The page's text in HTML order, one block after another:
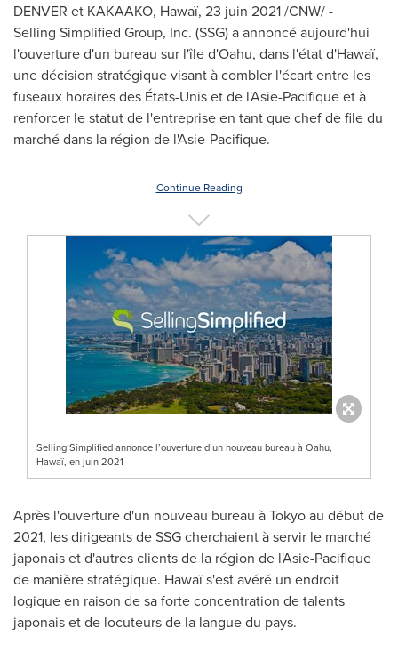
DENVER et KAKAAKO, Hawaï, 23 juin 2021 /CNW/ -
Selling Simplified Group, Inc. (SSG) a annoncé aujourd'hui
l'ouverture d'un bureau sur l'île d'Oahu, dans l'état d'Hawaï,
une décision stratégique visant à combler l'écart entre les
fuseaux horaires des États-Unis et de l'Asie-Pacifique et à
renforcer le statut de l'entreprise en tant que chef de file du
marché dans la région de l'Asie-Pacifique.
Continue Reading
Selling Simplified annonce l’ouverture d’un nouveau bureau à Oahu,
Hawaï, en juin 2021
Après l'ouverture d'un nouveau bureau àTokyoau début de
2021, les dirigeants de SSG cherchaient à servir le marché
japonais et d'autres clients de la région de l'Asie-Pacifique
de manière stratégique. Hawaï s'est avéré un endroit
logique en raison de sa forte concentration de talents
japonais et de locuteurs de la langue du pays.